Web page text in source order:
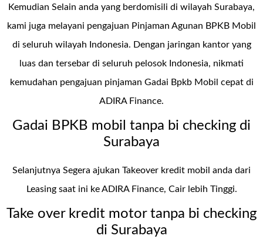
Kemudian Selain anda yang berdomisili di wilayah Surabaya,
kami juga melayani pengajuan Pinjaman Agunan BPKB Mobil
di seluruh wilayah Indonesia. Dengan jaringan kantor yang
luas dan tersebar di seluruh pelosok Indonesia, nikmati
kemudahan pengajuan pinjaman Gadai Bpkb Mobil cepat di
ADIRA Finance.
Gadai BPKB mobil tanpa bi checking di
Surabaya
Selanjutnya Segera ajukan Takeover kredit mobil anda dari
Leasing saat ini ke ADIRA Finance, Cair lebih Tinggi.
Take over kredit motor tanpa bi checking
di Surabaya